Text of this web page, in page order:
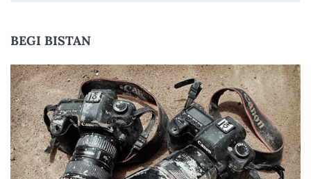
BEGI BISTAN